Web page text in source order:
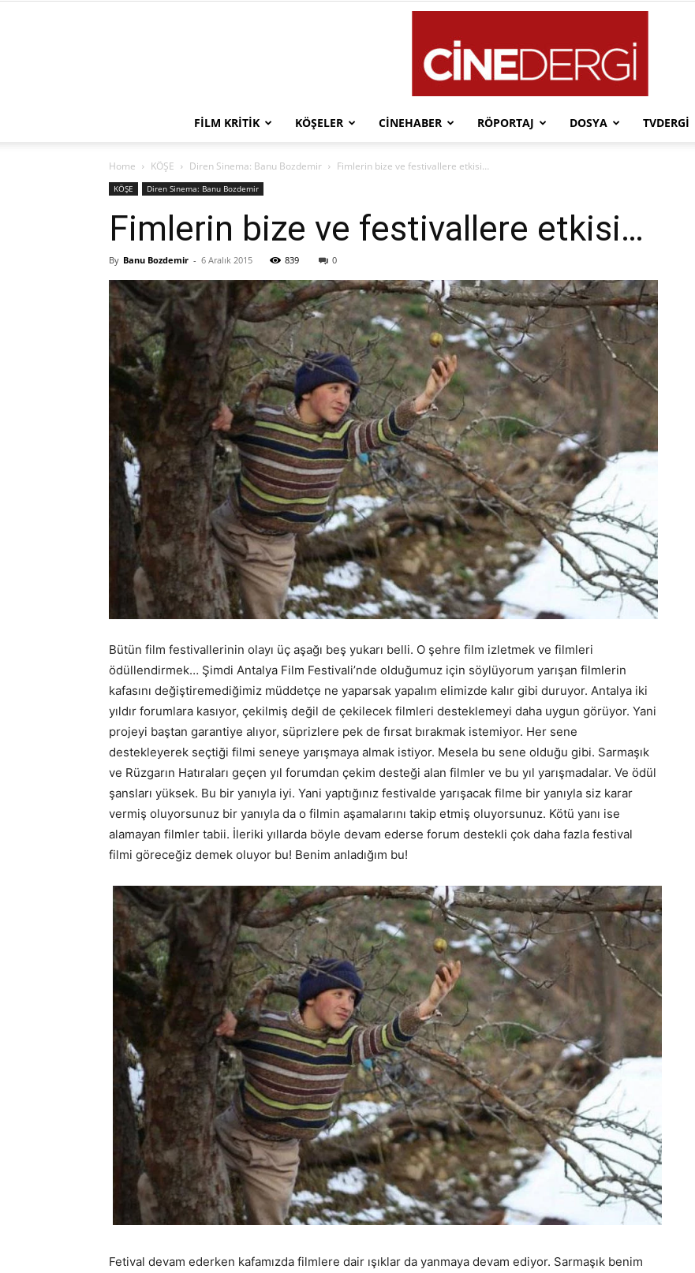
FILM KRITIK KÖŞELER CINEHABER RÖPORTAJ DOSYA TVDERGI
Home KÖŞE Diren Sinema: Banu Bozdemir Fimlerin bize ve festivallere etkisi…
KÖŞE Diren Sinema: Banu Bozdemir
Fimlerin bize ve festivallere etkisi…
By Banu Bozdemir - 6 Aralık 2015 839 0
Bütün film festivallerinin olayı üç aşağı beş yukarı belli. O şehre film izletmek ve filmleri
ödüllendirmek… Şimdi Antalya Film Festivali’nde olduğumuz için söylüyorum yarışan filmlerin
kafasını değiştiremediğimiz müddetçe ne yaparsak yapalım elimizde kalır gibi duruyor. Antalya iki
yıldır forumlara kasıyor, çekilmiş değil de çekilecek filmleri desteklemeyi daha uygun görüyor. Yani
projeyi baştan garantiye alıyor, süprizlere pek de fırsat bırakmak istemiyor. Her sene
destekleyerek seçtiği filmi seneye yarışmaya almak istiyor. Mesela bu sene olduğu gibi. Sarmaşık
ve Rüzgarın Hatıraları geçen yıl forumdan çekim desteği alan filmler ve bu yıl yarışmadalar. Ve ödül
şansları yüksek. Bu bir yanıyla iyi. Yani yaptığınız festivalde yarışacak filme bir yanıyla siz karar
vermiş oluyorsunuz bir yanıyla da o filmin aşamalarını takip etmiş oluyorsunuz. Kötü yanı ise
alamayan filmler tabii. İleriki yıllarda böyle devam ederse forum destekli çok daha fazla festival
filmi göreceğiz demek oluyor bu! Benim anladığım bu!
Fetival devam ederken kafamızda filmlere dair ışıklar da yanmaya devam ediyor. Sarmaşık benim